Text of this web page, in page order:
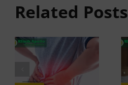
Related Posts
Sering
Kambuh
dan Cara
Atasinya